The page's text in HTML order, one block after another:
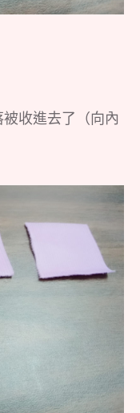
收進去了（向內